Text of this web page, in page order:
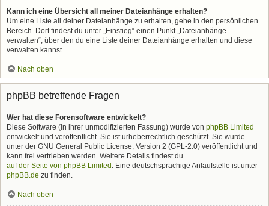
Kann ich eine Übersicht all meiner Dateianhänge erhalten?
Um eine Liste all deiner Dateianhänge zu erhalten, gehe in den persönlichen
Bereich. Dort findest du unter „Einstieg“ einen Punkt „Dateianhänge
verwalten“, über den du eine Liste deiner Dateianhänge erhalten und diese
verwalten kannst.
Nach oben
phpBB betreffende Fragen
Wer hat diese Forensoftware entwickelt?
Diese Software (in ihrer unmodifizierten Fassung) wurde von phpBB Limited
entwickelt und veröffentlicht. Sie ist urheberrechtlich geschützt. Sie wurde
unter der GNU General Public License, Version 2 (GPL-2.0) veröffentlicht und
kann frei vertrieben werden. Weitere Details findest du
auf der Seite von phpBB Limited . Eine deutschsprachige Anlaufstelle ist unter
phpBB.de zu finden.
Nach oben